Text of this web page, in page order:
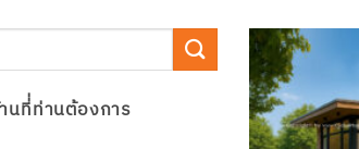
นที่่ท่านต้องการ